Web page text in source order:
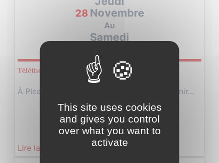
28 Novembre
Au
Samedi
Téléthon 2024
À Pleaux, la solidarité s’organise pour soutenir…
Lire la suite
This site uses cookies
and gives you control
over what you want to
activate